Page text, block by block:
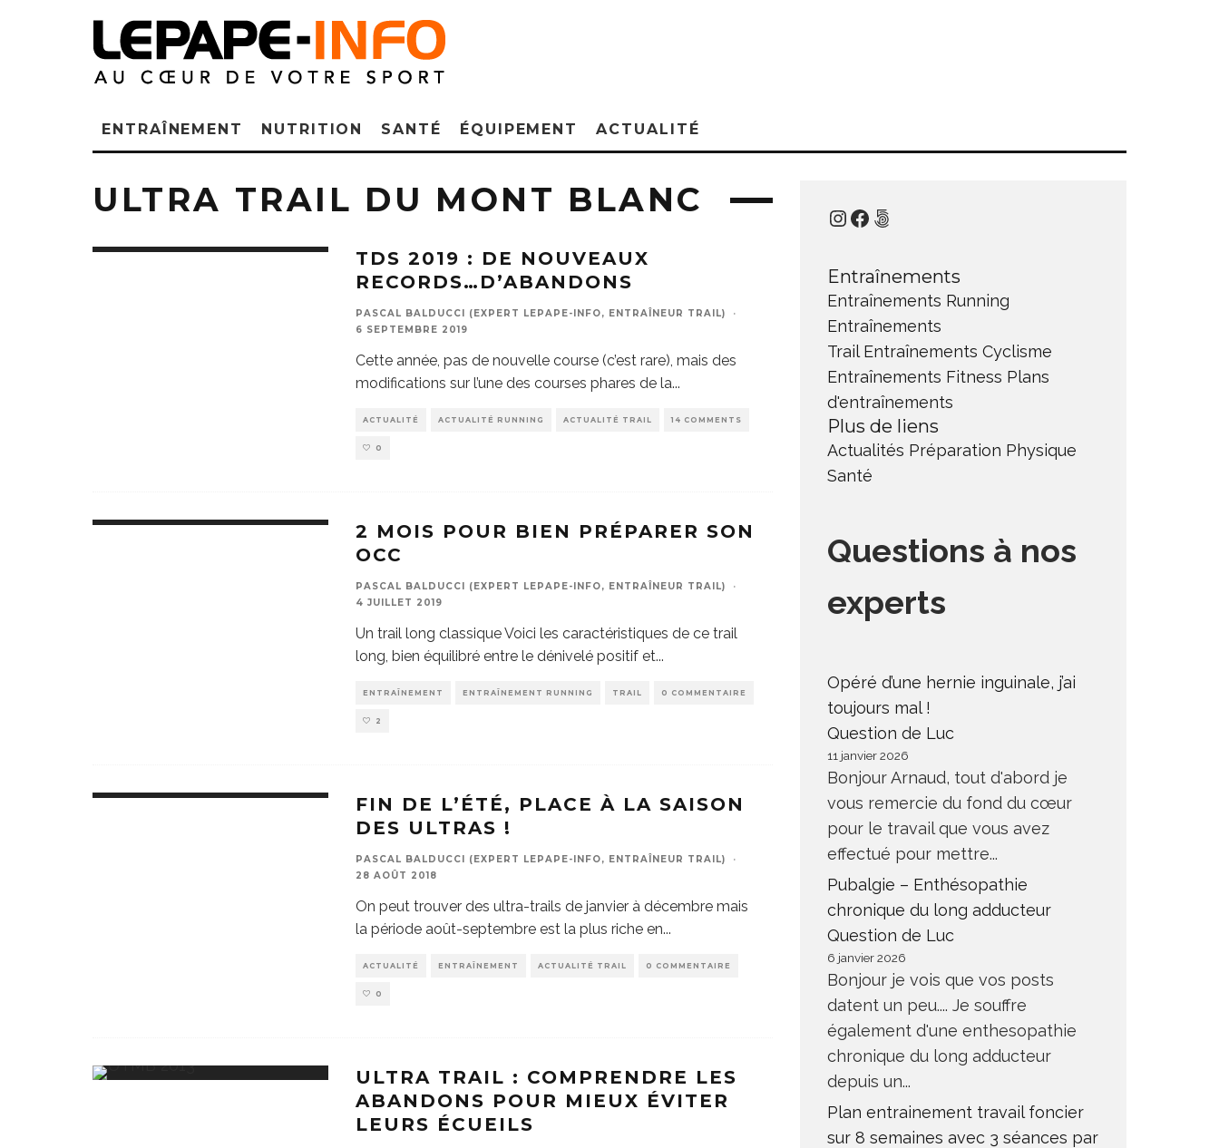
ENTRAÎNEMENT NUTRITION SANTÉ ÉQUIPEMENT ACTUALITÉ
ULTRA TRAIL DU MONT BLANC
TDS 2019 : DE NOUVEAUX
RECORDS…D’ABANDONS
PASCAL BALDUCCI (EXPERT LEPAPE-INFO, ENTRAÎNEUR TRAIL)
·
6 SEPTEMBRE 2019
Cette année, pas de nouvelle course (c’est rare), mais des
modifications sur l’une des courses phares de la...
ACTUALITÉ ACTUALITÉ RUNNING ACTUALITÉ TRAIL 14 COMMENTS
0
2 MOIS POUR BIEN PRÉPARER SON
OCC
PASCAL BALDUCCI (EXPERT LEPAPE-INFO, ENTRAÎNEUR TRAIL)
·
4 JUILLET 2019
Un trail long classique Voici les caractéristiques de ce trail
long, bien équilibré entre le dénivelé positif et...
ENTRAÎNEMENT ENTRAÎNEMENT RUNNING TRAIL 0 COMMENTAIRE
2
FIN DE L’ÉTÉ, PLACE À LA SAISON
DES ULTRAS !
PASCAL BALDUCCI (EXPERT LEPAPE-INFO, ENTRAÎNEUR TRAIL)
·
28 AOÛT 2018
On peut trouver des ultra-trails de janvier à décembre mais
la période août-septembre est la plus riche en...
ACTUALITÉ ENTRAÎNEMENT ACTUALITÉ TRAIL 0 COMMENTAIRE
0
ULTRA TRAIL : COMPRENDRE LES
ABANDONS POUR MIEUX ÉVITER
LEURS ÉCUEILS
Instagram
Facebook
500px
Entraînements
Entraînements Running
Entraînements
Trail Entraînements Cyclisme
Entraînements Fitness Plans
d'entraînements
Plus de liens
Actualités Préparation Physique
Santé
Questions à nos
experts
Opéré d’une hernie inguinale, j’ai
toujours mal !
Question de Luc
11 janvier 2026
Bonjour Arnaud, tout d'abord je
vous remercie du fond du cœur
pour le travail que vous avez
effectué pour mettre...
Pubalgie – Enthésopathie
chronique du long adducteur
Question de Luc
6 janvier 2026
Bonjour je vois que vos posts
datent un peu.... Je souffre
également d'une enthesopathie
chronique du long adducteur
depuis un...
Plan entrainement travail foncier
sur 8 semaines avec 3 séances par